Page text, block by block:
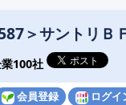
＞サントリＢ
100社
会員登録 ログイ